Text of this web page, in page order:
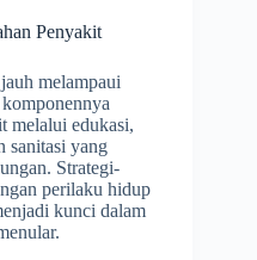
Penyakit
melampaui
melalui edukasi,
sanitasi yang
Strategi-
perilaku hidup
kunci dalam